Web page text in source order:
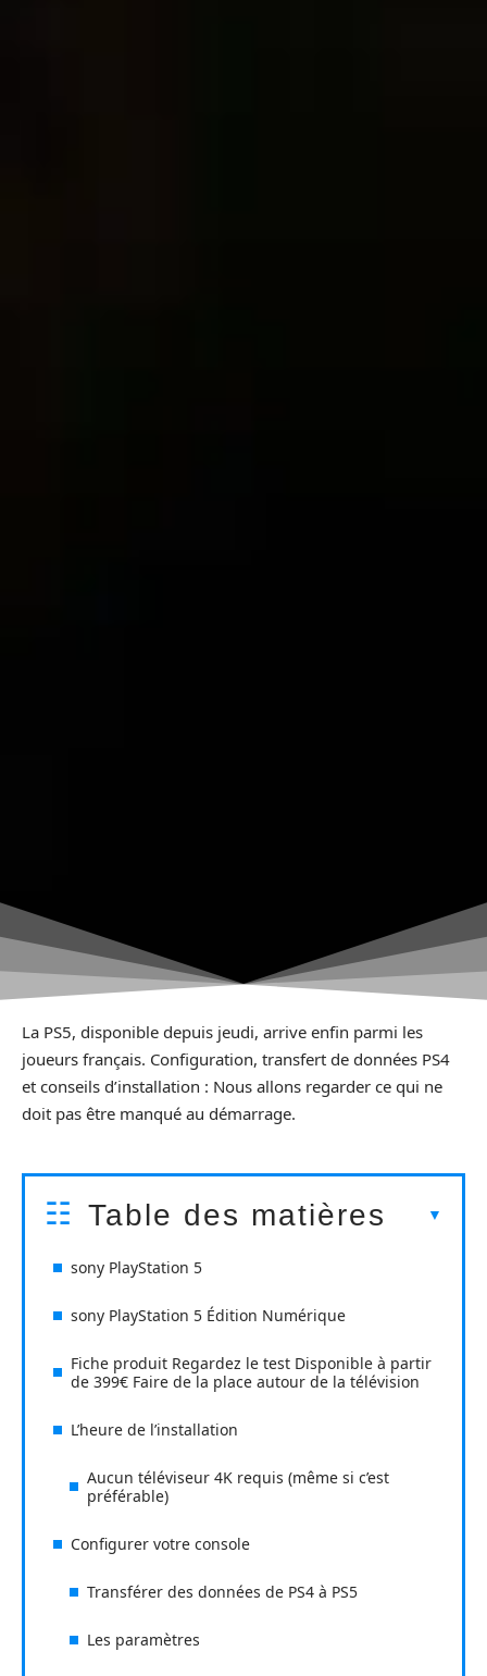
La PS5, disponible depuis jeudi, arrive enfin parmi les
joueurs français. Configuration, transfert de données PS4
et conseils d’installation : Nous allons regarder ce qui ne
doit pas être manqué au démarrage.
Table des matières
sony PlayStation 5
sony PlayStation 5 Édition Numérique
Fiche produit Regardez le test Disponible à partir
de 399€ Faire de la place autour de la télévision
L’heure de l’installation
Aucun téléviseur 4K requis (même si c’est
préférable)
Configurer votre console
Transférer des données de PS4 à PS5
Les paramètres